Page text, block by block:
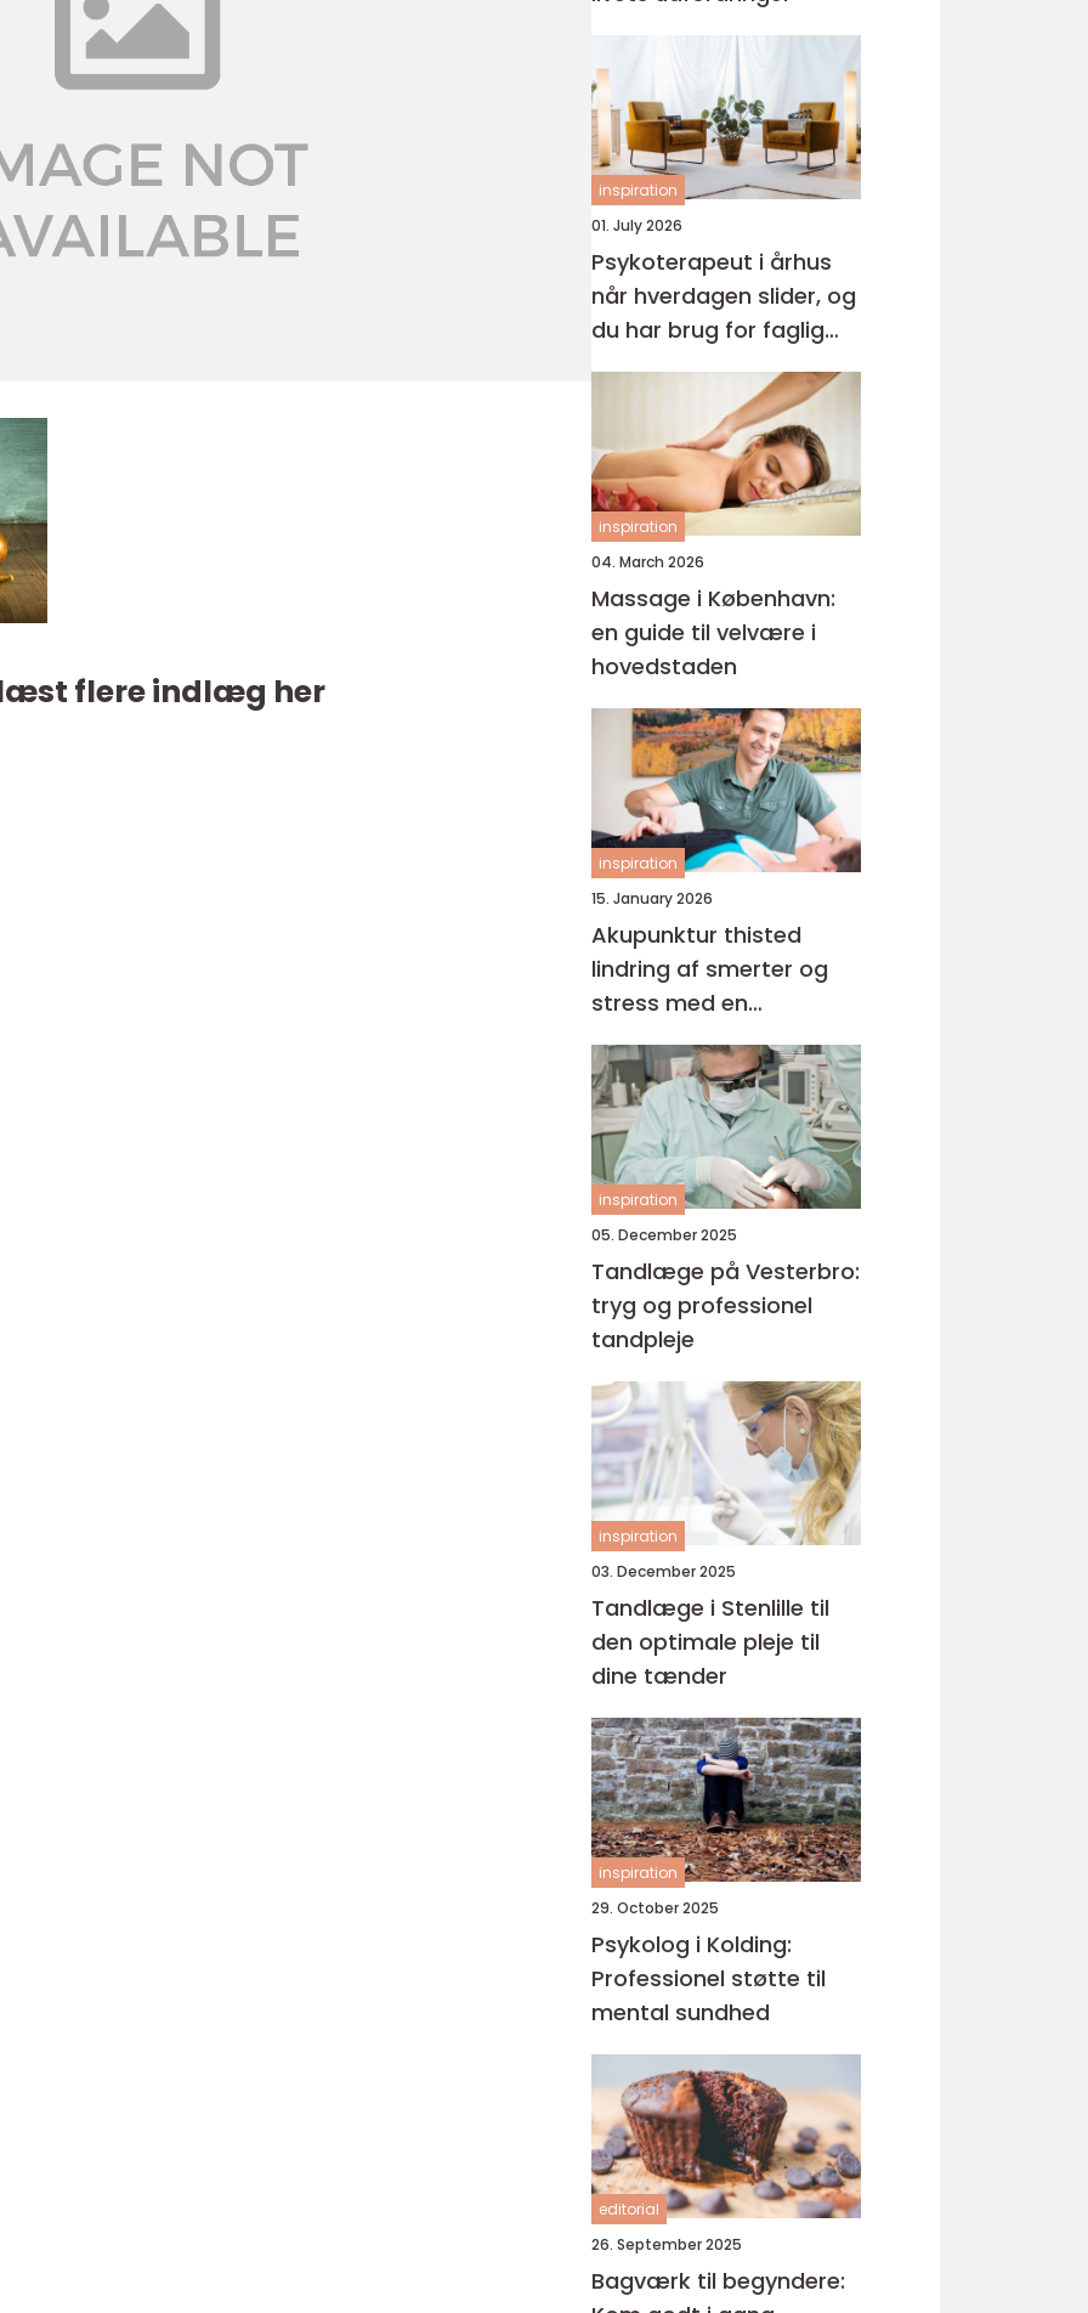
flere indlæg her
inspiration
01. July 2026
Psykoterapeut i århus
når hverdagen slider, og
du har brug for faglig
støtte
inspiration
04. March 2026
Massage i København:
en guide til velvære i
hovedstaden
inspiration
15. January 2026
Akupunktur thisted
lindring af smerter og
stress med en
helhedsorienteret
tilgang
inspiration
05. December 2025
Tandlæge på Vesterbro:
tryg og professionel
tandpleje
inspiration
03. December 2025
Tandlæge i Stenlille til
den optimale pleje til
dine tænder
inspiration
29. October 2025
Psykolog i Kolding:
Professionel støtte til
mental sundhed
editorial
26. September 2025
Bagværk til begyndere: